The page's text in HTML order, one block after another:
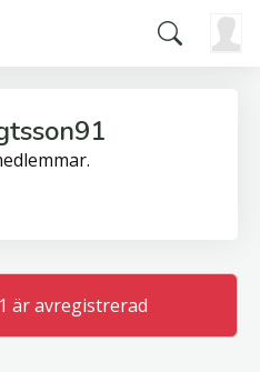
är avregistrerad